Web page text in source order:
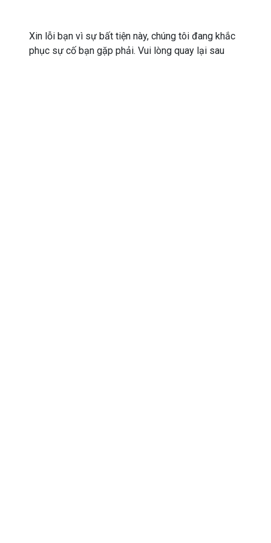
Xin lỗi bạn vì sự bất tiện này, chúng tôi đang khắc
phục sự cố bạn gặp phải. Vui lòng quay lại sau